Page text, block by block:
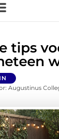
tips
Augustinus